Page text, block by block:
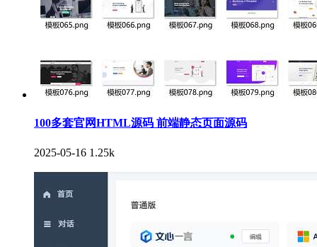
100多套官网HTML源码 前端静态页面源码
2025-05-16 1.25k